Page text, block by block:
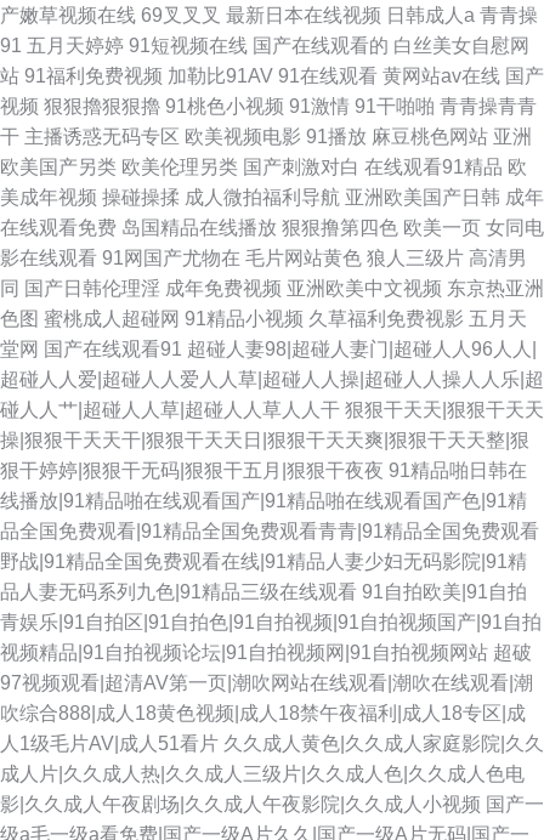
产嫩草视频在线 69叉叉叉 最新日本在线视频 日韩成人a 青青操
91 五月天婷婷 91短视频在线 国产在线观看的 白丝美女自慰网
站 91福利免费视频 加勒比91AV 91在线观看 黄网站av在线 国产
视频 狠狠擼狠狠擼 91桃色小视频 91激情 91干啪啪 青青操青青
干 主播诱惑无码专区 欧美视频电影 91播放 麻豆桃色网站 亚洲
欧美国产另类 欧美伦理另类 国产刺激对白 在线观看91精品 欧
美成年视频 操碰操揉 成人微拍福利导航 亚洲欧美国产日韩 成年
在线观看免费 岛国精品在线播放 狠狠撸第四色 欧美一页 女同电
影在线观看 91网国产尤物在 毛片网站黄色 狼人三级片 高清男
同 国产日韩伦理淫 成年免费视频 亚洲欧美中文视频 东京热亚洲
色图 蜜桃成人超碰网 91精品小视频 久草福利免费视影 五月天
堂网 国产在线观看91 超碰人妻98|超碰人妻门|超碰人人96人人|
超碰人人爱|超碰人人爱人人草|超碰人人操|超碰人人操人人乐|超
碰人人艹|超碰人人草|超碰人人草人人干 狠狠干天天|狠狠干天天
操|狠狠干天天干|狠狠干天天日|狠狠干天天爽|狠狠干天天整|狠
狠干婷婷|狠狠干无码|狠狠干五月|狠狠干夜夜 91精品啪日韩在
线播放|91精品啪在线观看国产|91精品啪在线观看国产色|91精
品全国免费观看|91精品全国免费观看青青|91精品全国免费观看
野战|91精品全国免费观看在线|91精品人妻少妇无码影院|91精
品人妻无码系列九色|91精品三级在线观看 91自拍欧美|91自拍
青娱乐|91自拍区|91自拍色|91自拍视频|91自拍视频国产|91自拍
视频精品|91自拍视频论坛|91自拍视频网|91自拍视频网站 超破
97视频观看|超清AV第一页|潮吹网站在线观看|潮吹在线观看|潮
吹综合888|成人18黄色视频|成人18禁午夜福利|成人18专区|成
人1级毛片AV|成人51看片 久久成人黄色|久久成人家庭影院|久久
成人片|久久成人热|久久成人三级片|久久成人色|久久成人色电
影|久久成人午夜剧场|久久成人午夜影院|久久成人小视频 国产一
级a毛一级a看免费|国产一级A片久久|国产一级A片无码|国产一